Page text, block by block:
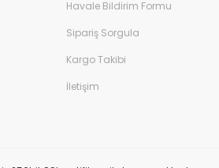
Havale Bildirim Formu
Sipariş Sorgula
Kargo Takibi
İletişim